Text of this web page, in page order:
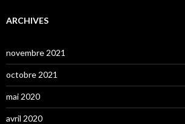
ARCHIVES
novembre 2021
octobre 2021
mai 2020
avril 2020